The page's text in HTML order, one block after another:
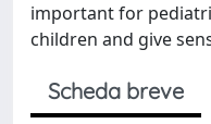
important for
children and give
Scheda breve